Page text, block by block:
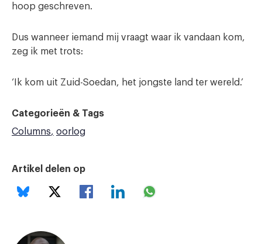
hoop geschreven.
Dus wanneer iemand mij vraagt waar ik vandaan kom,
zeg ik met trots:
‘Ik kom uit Zuid-Soedan, het jongste land ter wereld.’
Categorieën & Tags
Columns
oorlog
Artikel delen op